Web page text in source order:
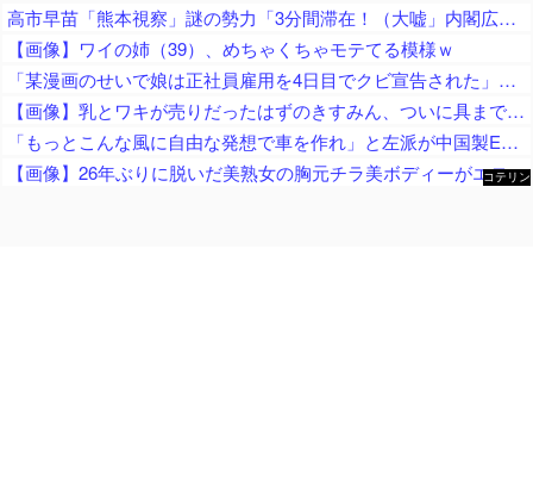
高市早苗「熊本視察」謎の勢力「3分間滞在！（大嘘」内閣広報官「事実無根（全否定」高市早苗「51分間視察（首相動静」マスコミ「被災者証言で10秒！（印象操作」→
【画像】ワイの姉（39）、めちゃくちゃモテてる模様ｗ
「某漫画のせいで娘は正社員雇用を4日目でクビ宣告された」とジャーナリストがアニメ化中止を要求、まず最初に会社を訴えたら？とのツッコミが……
【画像】乳とワキが売りだったはずのきすみん、ついに具まで売り出すｗｗｗｗｗ
「もっとこんな風に自由な発想で車を作れ」と左派が中国製EVを絶賛、だがそのシステムは日本が40年前に……
【画像】26年ぶりに脱いだ美熟女の胸元チラ美ボディーがエロすぎるｗｗ
コテリン